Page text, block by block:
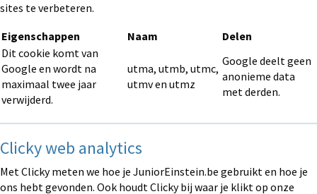
sites te verbeteren.
Eigenschappen
Naam
Delen
Dit cookie komt van
Google en wordt na
maximaal twee jaar
verwijderd.
utma, utmb, utmc,
utmv en utmz
Google deelt geen
anonieme data
met derden.
Clicky web analytics
Met Clicky meten we hoe je JuniorEinstein.be gebruikt en hoe je
ons hebt gevonden. Ook houdt Clicky bij waar je klikt op onze